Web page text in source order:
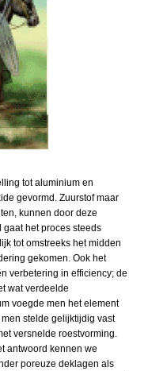
tot aluminium en
gevormd. Zuurstof maar
kunnen door deze
het proces steeds
tot omstreeks het midden
gekomen. Ook het
verbetering in efficiency; de
wat verdeelde
voegde men het element
stelde gelijktijdig vast
versnelde roestvorming.
antwoord kennen we
poreuze deklagen als